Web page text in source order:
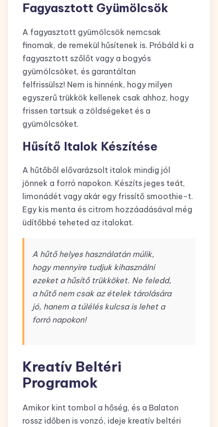
Fagyasztott Gyümölcsök
A fagyasztott gyümölcsök nemcsak
finomak, de remekül hűsítenek is. Próbáld ki a
fagyasztott szőlőt vagy a bogyós
gyümölcsöket, és garantáltan
felfrissülsz! Nem is hinnénk, hogy milyen
egyszerű trükkök kellenek csak ahhoz, hogy
frissen tartsuk a zöldségeket és a
gyümölcsöket.
Hűsítő Italok Készítése
A hűtőből elővarázsolt italok mindig jól
jönnek a forró napokon. Készíts jeges teát,
limonádét vagy akár egy frissítő smoothie-t.
Egy kis menta és citrom hozzáadásával még
üdítőbbé teheted az italokat.
A hűtő helyes használatán múlik,
hogy mennyire tudjuk kihasználni
ezeket a hűsítő trükköket. Ne feledd,
a hűtő nem csak az ételek tárolására
jó, hanem a túlélés kulcsa is lehet a
forró napokon!
Kreatív Beltéri
Programok
Amikor kint tombol a hőség, és a Balaton
rossz időben is vonzó, ideje kreatív beltéri